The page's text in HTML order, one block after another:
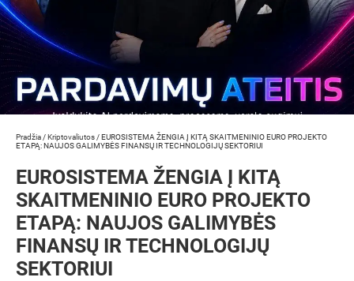
Pradžia /Kriptovaliutos /EUROSISTEMA ŽENGIA Į KITĄ SKAITMENINIO EURO PROJEKTO
ETAPĄ: NAUJOS GALIMYBĖS FINANSŲ IR TECHNOLOGIJŲ SEKTORIUI
EUROSISTEMA ŽENGIA Į KITĄ
SKAITMENINIO EURO PROJEKTO
ETAPĄ: NAUJOS GALIMYBĖS
FINANSŲ IR TECHNOLOGIJŲ
SEKTORIUI